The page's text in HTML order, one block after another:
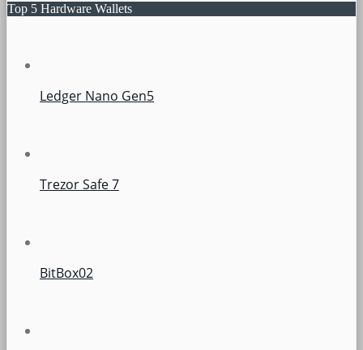
Top 5 Hardware Wallets
Ledger Nano Gen5
Trezor Safe 7
BitBox02